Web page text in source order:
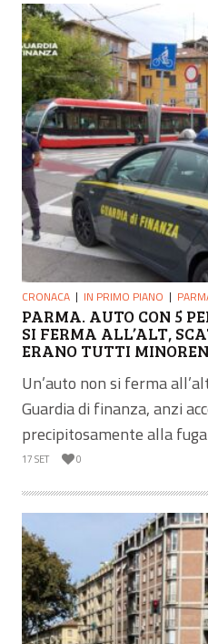
CRONACA IN PRIMO PIANO
PARMA. AUTO CON 5
SI FERMA ALL’ALT,
ERANO TUTTI
Un’auto non si ferma
Guardia di finanza, anzi
precipitosamente alla
17 SET 0